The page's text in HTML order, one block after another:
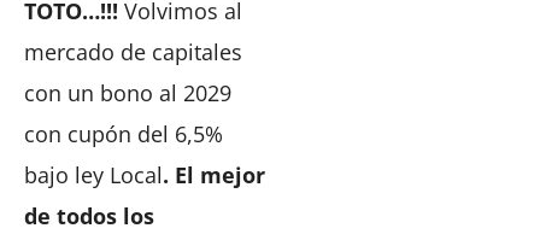
TOTO…!!! Volvimos al
mercado de capitales
con un bono al 2029
con cupón del 6,5%
bajo ley Local. El mejor
de todos los